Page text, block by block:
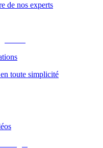
de nos experts
toute simplicité